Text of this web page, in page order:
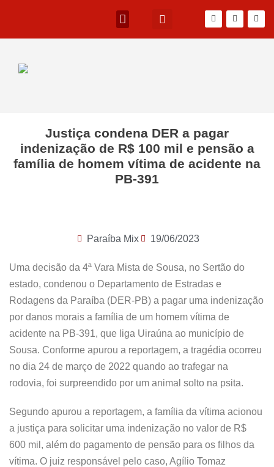
Justiça condena DER a pagar
indenização de R$ 100 mil e pensão a
família de homem vítima de acidente na
PB-391
Paraíba Mix 19/06/2023
Uma decisão da 4ª Vara Mista de Sousa, no Sertão do
estado, condenou o Departamento de Estradas e
Rodagens da Paraíba (DER-PB) a pagar uma indenização
por danos morais a família de um homem vítima de
acidente na PB-391, que liga Uiraúna ao município de
Sousa. Conforme apurou a reportagem, a tragédia ocorreu
no dia 24 de março de 2022 quando ao trafegar na
rodovia, foi surpreendido por um animal solto na psita.
Segundo apurou a reportagem, a família da vítima acionou
a justiça para solicitar uma indenização no valor de R$
600 mil, além do pagamento de pensão para os filhos da
vítima. O juiz responsável pelo caso, Agílio Tomaz